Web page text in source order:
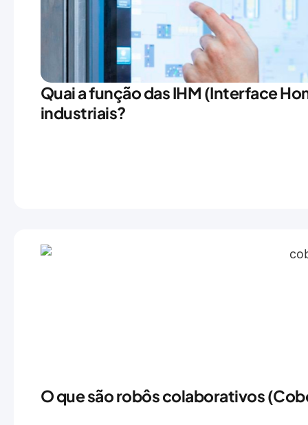
Quai a função das IHM (Interface
industriais?
O que são robôs colaborativos